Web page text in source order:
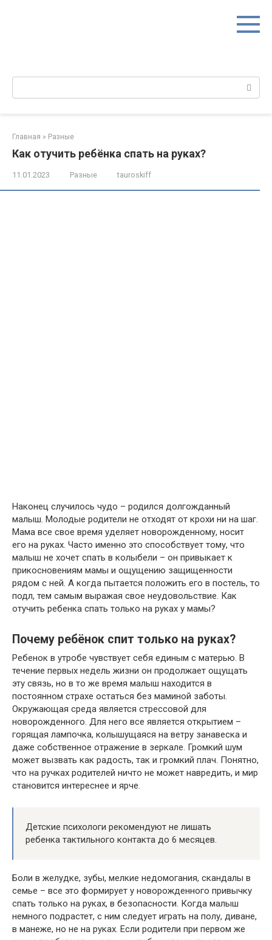
Поиск:
Главная » Разные
Как отучить ребёнка спать на руках?
11.01.2023 Разные tauroskiff
Наконец случилось чудо – родился долгожданный
малыш. Молодые родители не отходят от крохи ни на шаг.
Мама все свое время уделяет новорожденному, носит
его на руках. Часто именно это способствует тому, что
малыш не хочет спать в колыбели – он привыкает к
прикосновениям мамы и ощущению защищенности
рядом с ней. А когда пытается положить его в постель, то
подл, тем самым выражая свое неудовольствие. Как
отучить ребенка спать только на руках у мамы?
Почему ребёнок спит только на руках?
Ребенок в утробе чувствует себя единым с матерью. В
течение первых недель жизни он продолжает ощущать
эту связь, но в то же время малыш находится в
постоянном страхе остаться без маминой заботы.
Окружающая среда является стрессовой для
новорожденного. Для него все является открытием –
горящая лампочка, колышущаяся на ветру занавеска и
даже собственное отражение в зеркале. Громкий шум
может вызвать как радость, так и громкий плач. Понятно,
что на ручках родителей ничто не может навредить, и мир
становится интереснее и ярче.
Детские психологи рекомендуют не лишать
ребенка тактильного контакта до 6 месяцев.
Боли в желудке, зубы, мелкие недомогания, скандалы в
семье – все это формирует у новорожденного привычку
спать только на руках, в безопасности. Когда малыш
немного подрастет, с ним следует играть на полу, диване,
в манеже, но не на руках. Если родители при первом же